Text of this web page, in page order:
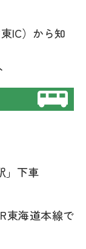
IC）から知
」下車
東海道本線で